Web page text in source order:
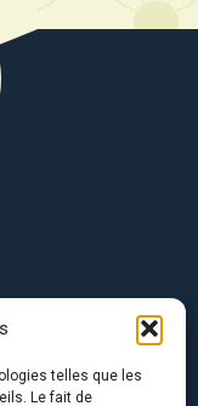
telles que les
Le fait de